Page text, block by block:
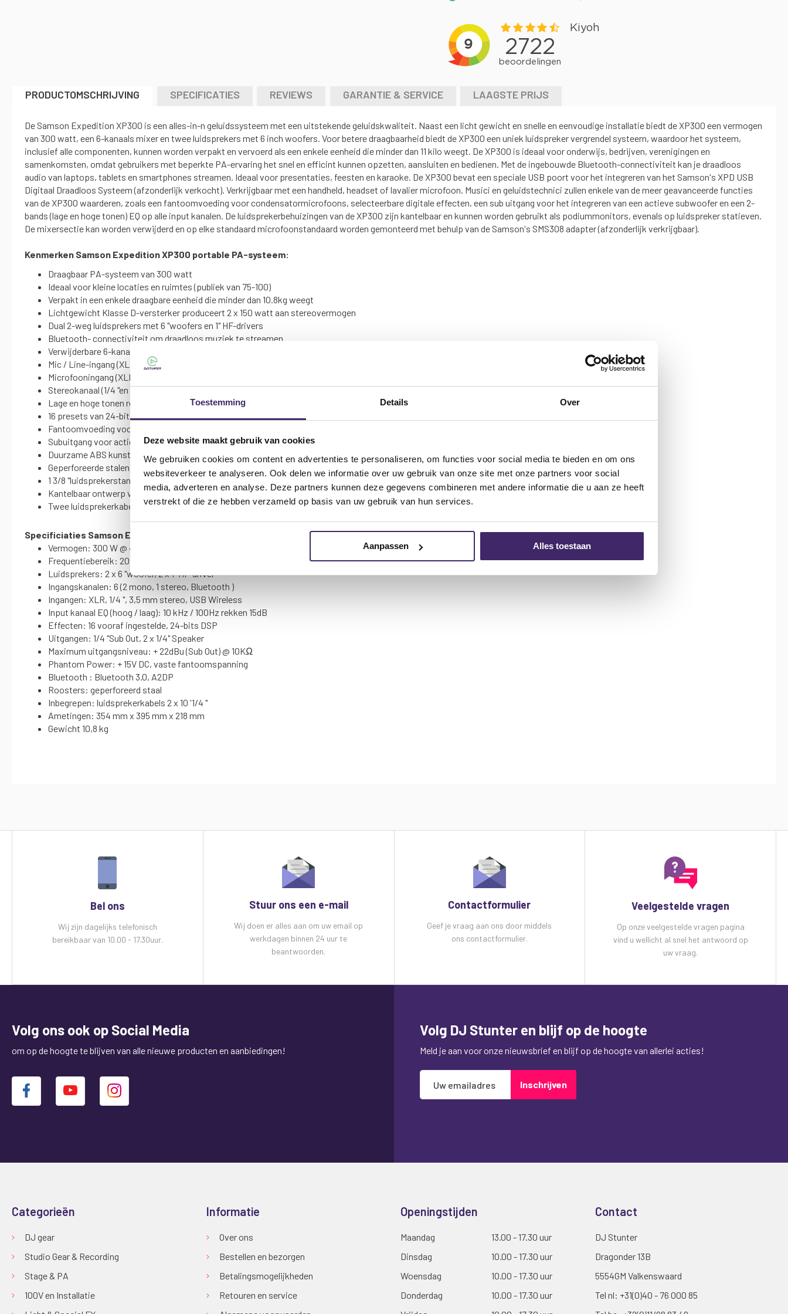
Toestemming Details Over
Deze website maakt gebruik van cookies
We gebruiken cookies om content en advertenties te personaliseren, om functies voor social media te bieden en om ons
websiteverkeer te analyseren. Ook delen we informatie over uw gebruik van onze site met onze partners voor social
media, adverteren en analyse. Deze partners kunnen deze gegevens combineren met andere informatie die u aan ze heeft
verstrekt of die ze hebben verzameld op basis van uw gebruik van hun services.
Aanpassen Alles toestaan
PRODUCTOMSCHRIJVING SPECIFICATIES REVIEWS GARANTIE & SERVICE LAAGSTE PRIJS
De Samson Expedition XP300 is een alles-in-n geluidssysteem met een uitstekende geluidskwaliteit. Naast een licht gewicht en snelle en eenvoudige installatie biedt de XP300 een vermogen
van 300 watt, een 6-kanaals mixer en twee luidsprekers met 6 inch woofers. Voor betere draagbaarheid biedt de XP300 een uniek luidspreker vergrendel systeem, waardoor het systeem,
inclusief alle componenten, kunnen worden verpakt en vervoerd als een enkele eenheid die minder dan 11 kilo weegt. De XP300 is ideaal voor onderwijs, bedrijven, verenigingen en
samenkomsten, omdat gebruikers met beperkte PA-ervaring het snel en efficint kunnen opzetten, aansluiten en bedienen. Met de ingebouwde Bluetooth-connectiviteit kan je draadloos
audio van laptops, tablets en smartphones streamen. Ideaal voor presentaties, feesten en karaoke. De XP300 bevat een speciale USB poort voor het integreren van het Samson's XPD USB
Digitaal Draadloos Systeem (afzonderlijk verkocht). Verkrijgbaar met een handheld, headset of lavalier microfoon. Musici en geluidstechnici zullen enkele van de meer geavanceerde functies
van de XP300 waarderen, zoals een fantoomvoeding voor condensatormicrofoons, selecteerbare digitale effecten, een sub uitgang voor het integreren van een actieve subwoofer en een 2-
bands (lage en hoge tonen) EQ op alle input kanalen. De luidsprekerbehuizingen van de XP300 zijn kantelbaar en kunnen worden gebruikt als podiummonitors, evenals op luidspreker statieven.
De mixersectie kan worden verwijderd en op elke standaard microfoonstandaard worden gemonteerd met behulp van de Samson's SMS308 adapter (afzonderlijk verkrijgbaar).
Kenmerken Samson Expedition XP300 portable PA-systeem:
Draagbaar PA-systeem van 300 watt
Ideaal voor kleine locaties en ruimtes (publiek van 75-100)
Verpakt in een enkele draagbare eenheid die minder dan 10.8kg weegt
Lichtgewicht Klasse D-versterker produceert 2 x 150 watt aan stereovermogen
Dual 2-weg luidsprekers met 6 "woofers en 1" HF-drivers
Bluetooth- connectiviteit om draadloos muziek te streamen
Verwijderbare 6-kanaals mixer
Mic / Line-ingang (XLR en 1/4 ") voor microfoons en lijnniveau-apparaten
Microfooningang (XLR en USB draadloze poort) voor microfoons en Samson's XPD USB Digital Wireless Systems (los verkrijgbaar)
Stereokanaal (1/4 "en 1/8") voor het aansluiten van externe apparaten (MP3-spelers, toetsenborden, enz.)
Lage en hoge tonen regeling op elk kanaal
16 presets van 24-bit digitale effecten met zendniveauregeling
Fantoomvoeding voor condensatormicrofoons
Subuitgang voor actieve subwoofers
Duurzame ABS kunststof constructie met hoge impact
Geperforeerde stalen roosters
1 3/8 "luidsprekerstandaard wordt gemonteerd
Kantelbaar ontwerp voor het gebruik van luidsprekers als vloermonitoren
Twee luidsprekerkabels meegeleverd
Specificiaties Samson Expedition XP300 portable PA-systeem:
Vermogen: 300 W @ 4Ω (150 W per kanaal) Piek, 150 W @ 4Ω (75 W per kanaal)
Frequentiebereik: 20 Hz-20 kHz
Luidsprekers: 2 x 6 "woofer, 2 x 1" HF-driver
Ingangskanalen: 6 (2 mono, 1 stereo, Bluetooth )
Ingangen: XLR, 1/4 ", 3,5 mm stereo, USB Wireless
Input kanaal EQ (hoog / laag): 10 kHz / 100Hz rekken 15dB
Effecten: 16 vooraf ingestelde, 24-bits DSP
Uitgangen: 1/4 "Sub Out, 2 x 1/4" Speaker
Maximum uitgangsniveau: + 22dBu (Sub Out) @ 10KΩ
Phantom Power: + 15V DC, vaste fantoomspanning
Bluetooth : Bluetooth 3.0, A2DP
Roosters: geperforeerd staal
Inbegrepen: luidsprekerkabels 2 x 10 '1/4 "
Ametingen: 354 mm x 395 mm x 218 mm
Gewicht 10,8 kg
Bel ons
Wij zijn dagelijks telefonisch
bereikbaar van 10.00 - 17.30uur.
Stuur ons een e-mail
Wij doen er alles aan om uw email op
werkdagen binnen 24 uur te
beantwoorden.
Contactformulier
Geef je vraag aan ons door middels
ons contactformulier.
Veelgestelde vragen
Op onze veelgestelde vragen pagina
vind u wellicht al snel het antwoord op
uw vraag.
Volg ons ook op Social Media
om op de hoogte te blijven van alle nieuwe producten en aanbiedingen!
Volg DJ Stunter en blijf op de hoogte
Meld je aan voor onze nieuwsbrief en blijf op de hoogte van allerlei acties!
Abonneer
op
Inschrijven
Categorieën
DJ gear
Studio Gear & Recording
Stage & PA
100V en Installatie
Informatie
Over ons
Bestellen en bezorgen
Betalingsmogelijkheden
Retouren en service
Openingstijden
Maandag
13.00 - 17.30 uur
Dinsdag
10.00 - 17.30 uur
Woensdag
10.00 - 17.30 uur
Donderdag
10.00 - 17.30 uur
Contact
DJ Stunter
Dragonder 13B
5554GM Valkenswaard
Tel nl: +31(0)40 - 76 000 85